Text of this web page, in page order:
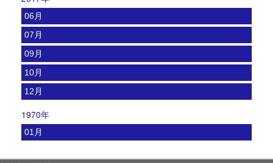
06月
07月
09月
10月
12月
1970年
01月